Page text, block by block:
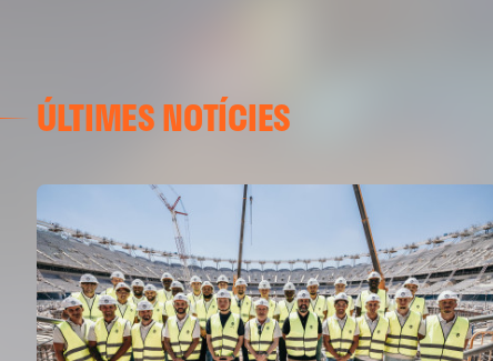
ÚLTIMES NOTÍCIES